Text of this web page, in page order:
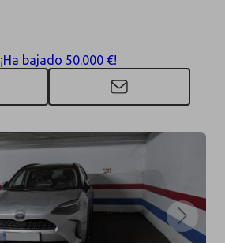
¡Ha bajado 50.000 €!